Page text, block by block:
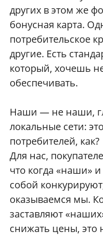
других в этом же
бонусная карта.
потребительское
другие. Есть
который, хочешь
обеспечивать.
Наши — не наши,
локальные сети:
потребителей, как?
Для нас,
что когда «наши»
собой
оказываемся мы.
заставляют
снижать цены, это